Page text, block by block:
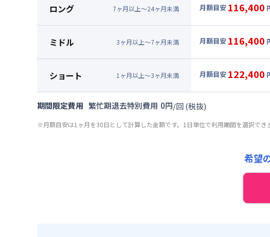
ロング 7ヶ月以上～24ヶ月未満 月額目安 116,400
72,000円/月
光熱費他 : 24,000
清掃料他 : 25,000
その他費用 :
ミドル 3ヶ月以上～7ヶ月未満 月額目安 116,400
72,000円/月
光熱費他 : 24,000
清掃料他 :
その他費用 :
ショート 1 ヶ月以上～3ヶ月未満 月額目安 122,400
月額賃料目安(30日
光熱費他 : 24,000
期間限定費用 繁忙期退去特別費用 0円/回(税抜)
※月額目安は1ヶ月を30日として計算した金額です。1日単位で利用期間を選択で
希望